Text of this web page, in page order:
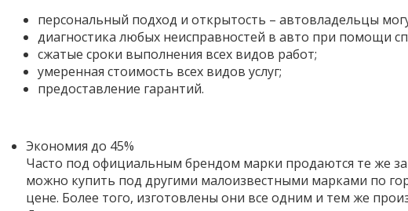
персональный подход и открытость – автовладельцы
диагностика любых неисправностей в авто при помощи
сжатые сроки выполнения всех видов работ;
умеренная стоимость всех видов услуг;
предоставление гарантий.
Экономия до 45%
Часто под официальным брендом марки продаются те же
можно купить под другими малоизвестными марками по
цене. Более того, изготовлены они все одним и тем же